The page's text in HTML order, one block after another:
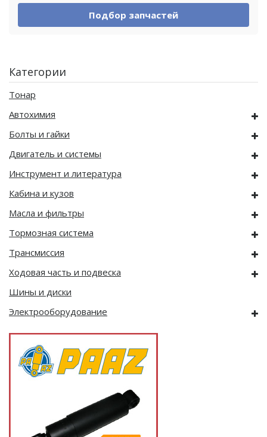
Подбор запчастей
Категории
Тонар
Автохимия
Болты и гайки
Двигатель и системы
Инструмент и литература
Кабина и кузов
Масла и фильтры
Тормозная система
Трансмиссия
Ходовая часть и подвеска
Шины и диски
Электрооборудование